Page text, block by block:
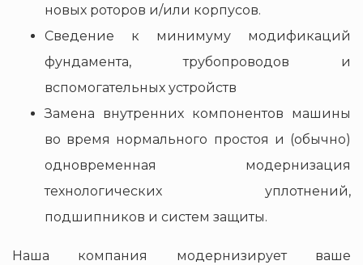
новых роторов и/или корпусов.
Сведение к минимуму модификаций
фундамента, трубопроводов и
вспомогательных устройств
Замена внутренних компонентов машины
во время нормального простоя и (обычно)
одновременная модернизация
технологических уплотнений,
подшипников и систем защиты.
Наша компания модернизирует ваше